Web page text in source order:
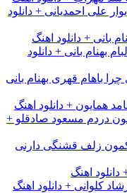
علی احمدیانی + دانلود
بانی + دانلود اهنگ
بهنام بانی + دانلود
باهام قهری بهنام بانی
همایون + دانلود اهنگ
دردم مسعود صادقلو +
زلف قشنگی دارنی
اهنگ
کلوانی + دانلود اهنگ